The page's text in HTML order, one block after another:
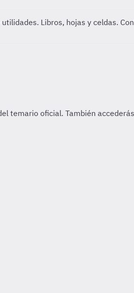
Libros, hojas y celdas.